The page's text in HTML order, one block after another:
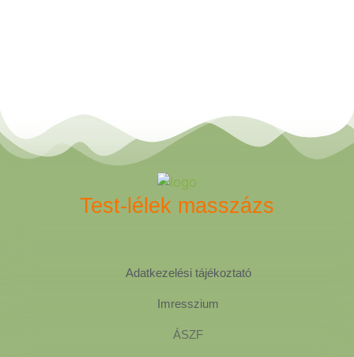
Test-lélek masszázs
Adatkezelési tájékoztató
Imresszium
ÁSZF